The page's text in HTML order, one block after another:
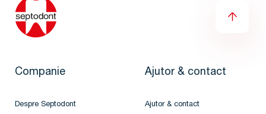
Companie
Despre Septodont
Ajutor & contact
Ajutor & contact